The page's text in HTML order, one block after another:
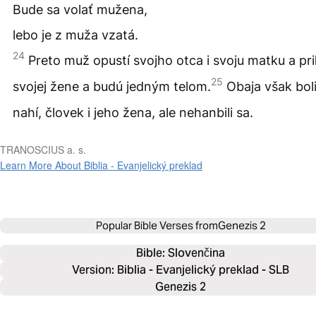
Bude sa volať mužena,
lebo je z muža vzatá.
24 Preto muž opustí svojho otca i svoju matku a
svojej žene a budú jedným telom.25 Obaja však boli
nahí, človek i jeho žena, ale nehanbili sa.
TRANOSCIUS a. s.
Learn More About Biblia - Evanjelický preklad
Popular Bible Verses fromGenezis 2
Bible: Slovenčina
Version: Biblia - Evanjelický preklad - SLB
Genezis 2